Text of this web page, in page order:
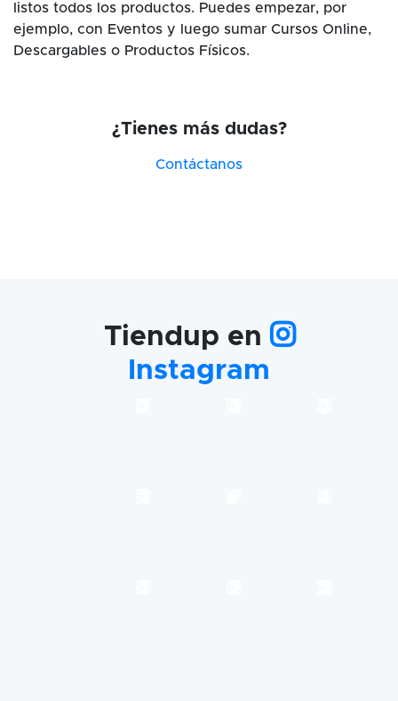
listos todos los productos. Puedes empezar, por
ejemplo, con Eventos y luego sumar Cursos Online,
Descargables o Productos Físicos.
¿Tienes más dudas?
Contáctanos
Tiendup en
Instagram